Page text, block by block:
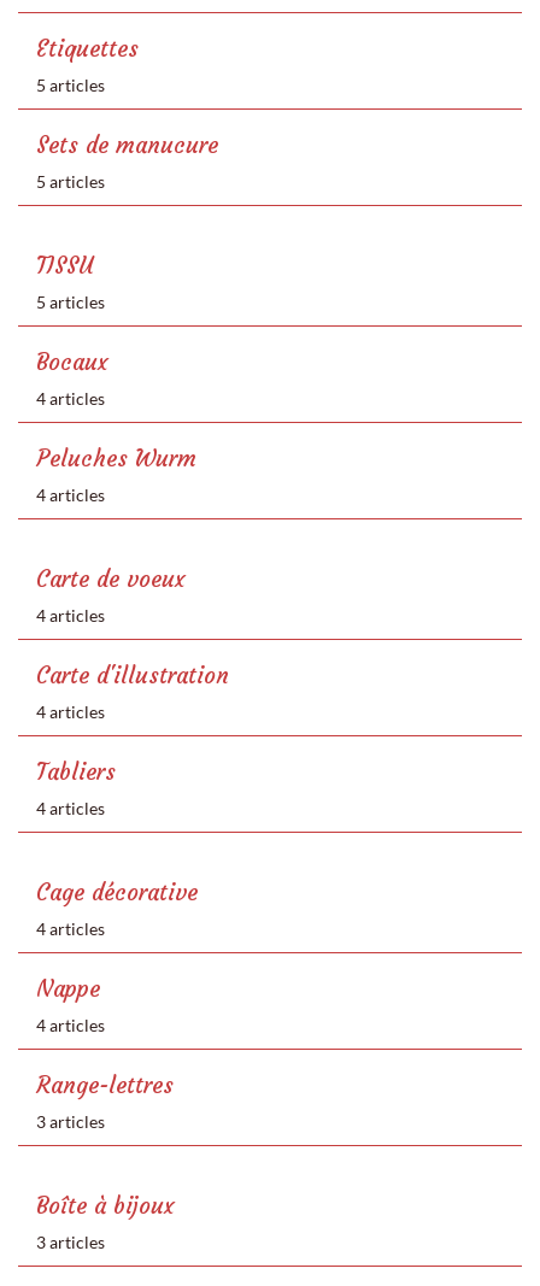
Etiquettes
5 articles
Sets de manucure
5 articles
TISSU
5 articles
Bocaux
4 articles
Peluches Wurm
4 articles
Carte de voeux
4 articles
Carte d'illustration
4 articles
Tabliers
4 articles
Cage décorative
4 articles
Nappe
4 articles
Range-lettres
3 articles
Boîte à bijoux
3 articles